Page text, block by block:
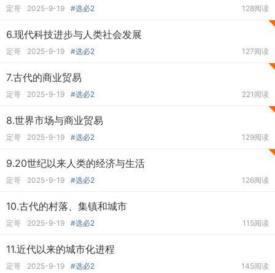
定哥 2025-9-19 #选必2 128阅读
6.现代科技进步与人类社会发展
定哥 2025-9-19 #选必2 127阅读
7.古代的商业贸易
定哥 2025-9-19 #选必2 221阅读
8.世界市场与商业贸易
定哥 2025-9-19 #选必2 129阅读
9.20世纪以来人类的经济与生活
定哥 2025-9-19 #选必2 126阅读
10.古代的村落、集镇和城市
定哥 2025-9-19 #选必2 115阅读
11.近代以来的城市化进程
定哥 2025-9-19 #选必2 145阅读